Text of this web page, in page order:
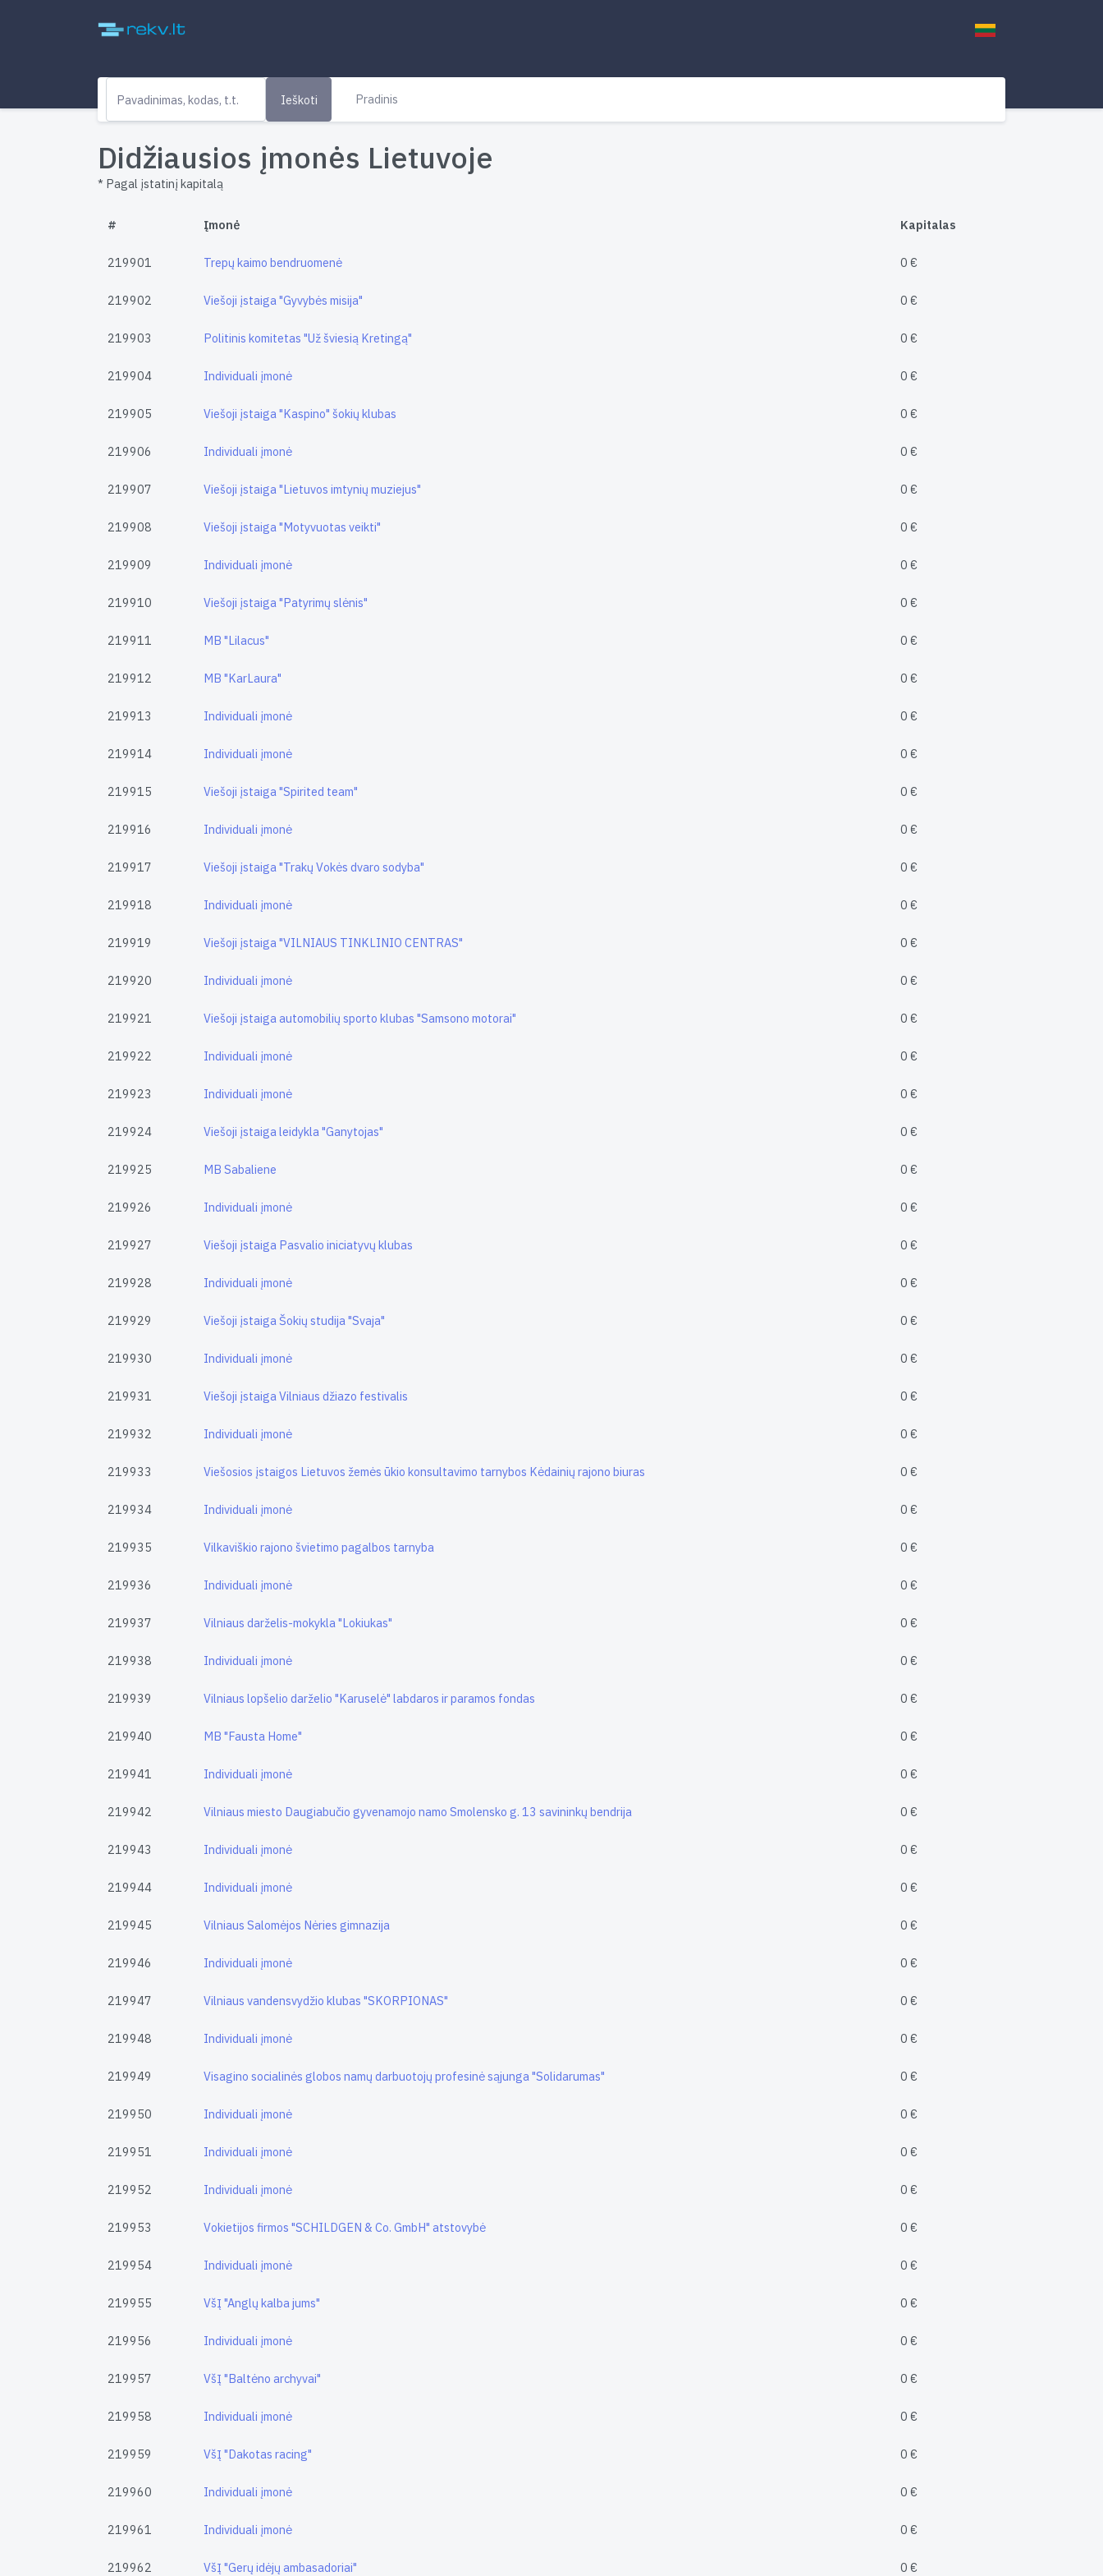
Ieškoti Pradinis
Didžiausios įmonės Lietuvoje
* Pagal įstatinį kapitalą
# Įmonė Kapitalas
219901 Trepų kaimo bendruomenė 0 €
219902 Viešoji įstaiga "Gyvybės misija" 0 €
219903 Politinis komitetas "Už šviesią Kretingą" 0 €
219904 Individuali įmonė 0 €
219905 Viešoji įstaiga "Kaspino" šokių klubas 0 €
219906 Individuali įmonė 0 €
219907 Viešoji įstaiga "Lietuvos imtynių muziejus" 0 €
219908 Viešoji įstaiga "Motyvuotas veikti" 0 €
219909 Individuali įmonė 0 €
219910 Viešoji įstaiga "Patyrimų slėnis" 0 €
219911 MB "Lilacus" 0 €
219912 MB "KarLaura" 0 €
219913 Individuali įmonė 0 €
219914 Individuali įmonė 0 €
219915 Viešoji įstaiga "Spirited team" 0 €
219916 Individuali įmonė 0 €
219917 Viešoji įstaiga "Trakų Vokės dvaro sodyba" 0 €
219918 Individuali įmonė 0 €
219919 Viešoji įstaiga "VILNIAUS TINKLINIO CENTRAS" 0 €
219920 Individuali įmonė 0 €
219921 Viešoji įstaiga automobilių sporto klubas "Samsono motorai" 0 €
219922 Individuali įmonė 0 €
219923 Individuali įmonė 0 €
219924 Viešoji įstaiga leidykla "Ganytojas" 0 €
219925 MB Sabaliene 0 €
219926 Individuali įmonė 0 €
219927 Viešoji įstaiga Pasvalio iniciatyvų klubas 0 €
219928 Individuali įmonė 0 €
219929 Viešoji įstaiga Šokių studija "Svaja" 0 €
219930 Individuali įmonė 0 €
219931 Viešoji įstaiga Vilniaus džiazo festivalis 0 €
219932 Individuali įmonė 0 €
219933 Viešosios įstaigos Lietuvos žemės ūkio konsultavimo tarnybos Kėdainių rajono biuras 0 €
219934 Individuali įmonė 0 €
219935 Vilkaviškio rajono švietimo pagalbos tarnyba 0 €
219936 Individuali įmonė 0 €
219937 Vilniaus darželis-mokykla "Lokiukas" 0 €
219938 Individuali įmonė 0 €
219939 Vilniaus lopšelio darželio "Karuselė" labdaros ir paramos fondas 0 €
219940 MB "Fausta Home" 0 €
219941 Individuali įmonė 0 €
219942 Vilniaus miesto Daugiabučio gyvenamojo namo Smolensko g. 13 savininkų bendrija 0 €
219943 Individuali įmonė 0 €
219944 Individuali įmonė 0 €
219945 Vilniaus Salomėjos Nėries gimnazija 0 €
219946 Individuali įmonė 0 €
219947 Vilniaus vandensvydžio klubas "SKORPIONAS" 0 €
219948 Individuali įmonė 0 €
219949 Visagino socialinės globos namų darbuotojų profesinė sąjunga "Solidarumas" 0 €
219950 Individuali įmonė 0 €
219951 Individuali įmonė 0 €
219952 Individuali įmonė 0 €
219953 Vokietijos firmos "SCHILDGEN & Co. GmbH" atstovybė 0 €
219954 Individuali įmonė 0 €
219955 VšĮ "Anglų kalba jums" 0 €
219956 Individuali įmonė 0 €
219957 VšĮ "Baltėno archyvai" 0 €
219958 Individuali įmonė 0 €
219959 VšĮ "Dakotas racing" 0 €
219960 Individuali įmonė 0 €
219961 Individuali įmonė 0 €
219962 VšĮ "Gerų idėjų ambasadoriai" 0 €